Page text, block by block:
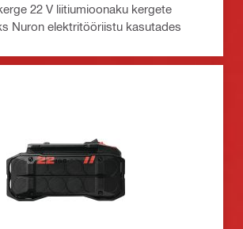
22 V liitiumioonaku kergete
Nuron elektritööriistu kasutades